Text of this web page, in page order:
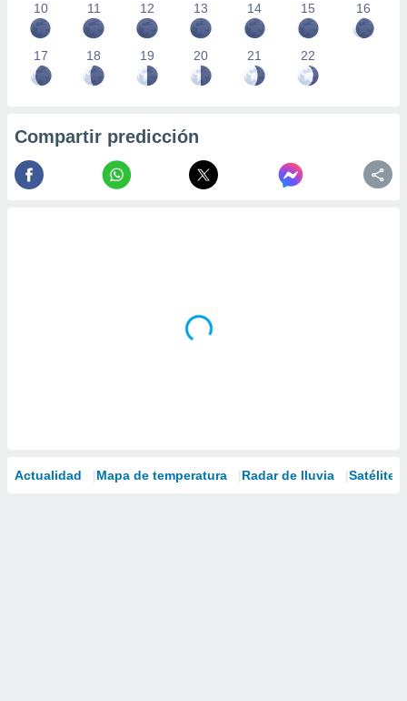
10 11 12 13 14 15 16
17 18 19 20 21 22
Compartir predicción
Actualidad Mapa de temperatura Radar de lluvia Satélites